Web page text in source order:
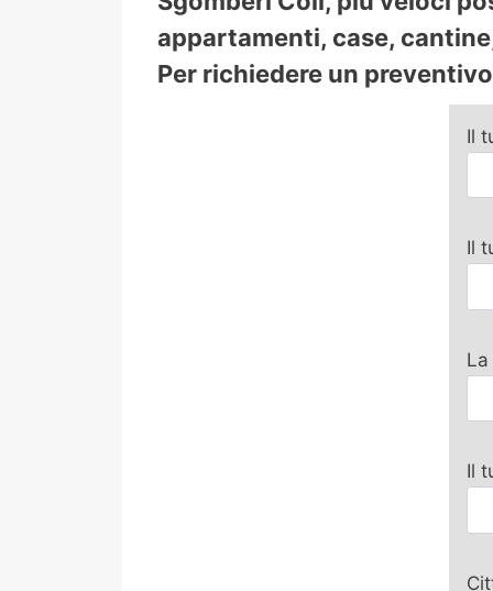
appartamenti, case,
Per richiedere un
Il
Il
Il